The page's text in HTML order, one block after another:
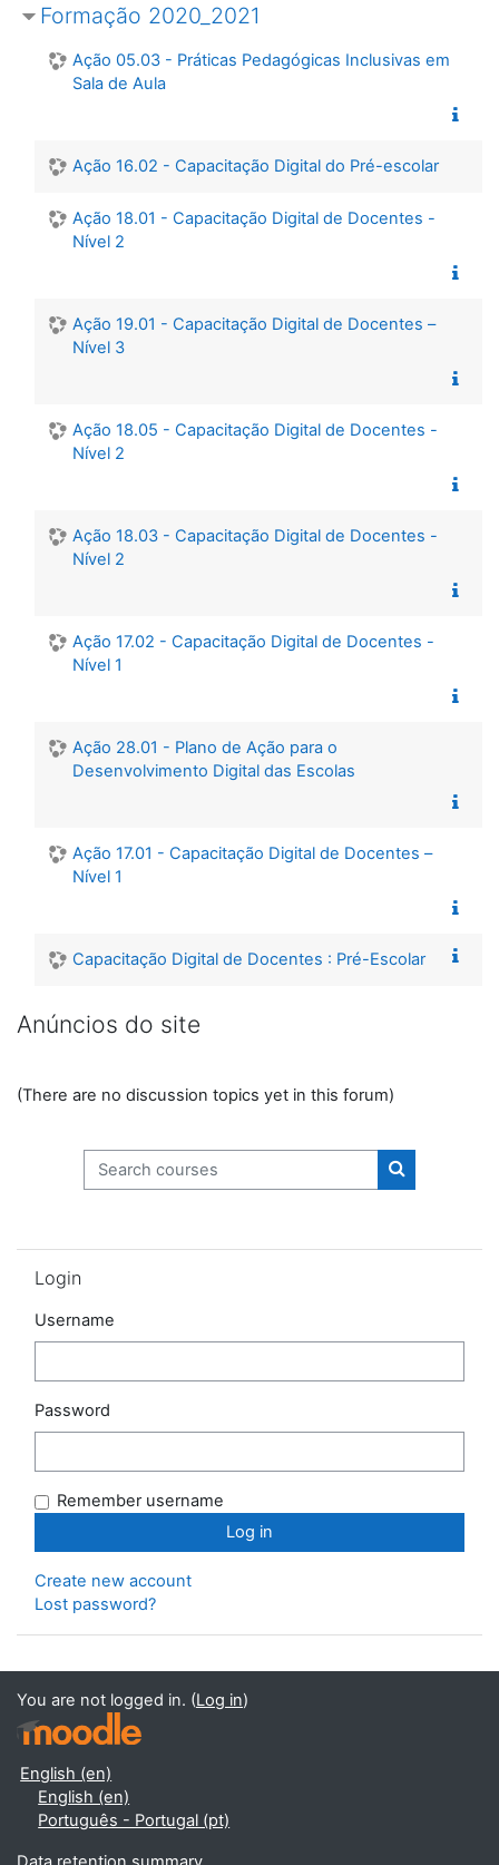
Formação 2020_2021
Ação 05.03 - Práticas Pedagógicas Inclusivas em
Sala de Aula
Ação 16.02 - Capacitação Digital do Pré-escolar
Ação 18.01 - Capacitação Digital de Docentes -
Nível 2
Ação 19.01 - Capacitação Digital de Docentes –
Nível 3
Ação 18.05 - Capacitação Digital de Docentes -
Nível 2
Ação 18.03 - Capacitação Digital de Docentes -
Nível 2
Ação 17.02 - Capacitação Digital de Docentes -
Nível 1
Ação 28.01 - Plano de Ação para o
Desenvolvimento Digital das Escolas
Ação 17.01 - Capacitação Digital de Docentes –
Nível 1
Capacitação Digital de Docentes : Pré-Escolar
Anúncios do site
(There are no discussion topics yet in this forum)
Search courses
Search
Login
Username
Password
Remember username
Create new account
Lost password?
You are not logged in. (Log in)
English ‎(en)‎
English ‎(en)‎
Português - Portugal ‎(pt)‎